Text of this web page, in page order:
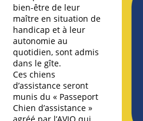
bien-être de leur
maître en situation de
handicap et à leur
autonomie au
quotidien, sont admis
dans le gîte.
Ces chiens
d’assistance seront
munis du « Passeport
Chien d’assistance »